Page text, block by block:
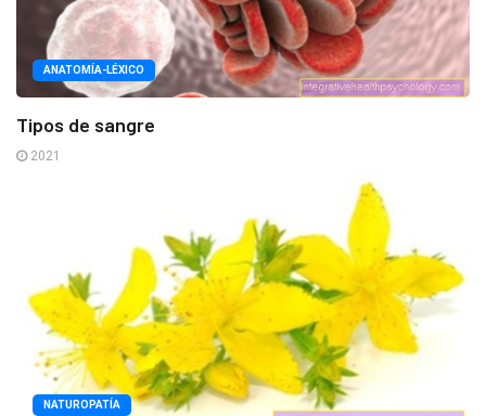
ANATOMÍA-LÉXICO
Tipos de sangre
2021
NATUROPATÍA